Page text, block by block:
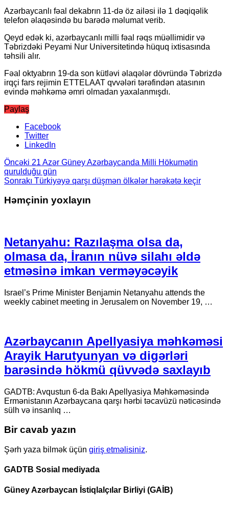
Azərbaycanlı fəal dekabrın 11-də öz ailəsi ilə 1 dəqiqəlik
telefon əlaqəsində bu barədə məlumat verib.
Qeyd edək ki, azərbaycanlı milli fəal rəqs müəllimidir və
Təbrizdəki Peyami Nur Universitetində hüquq ixtisasında
təhsili alır.
Fəal oktyabrın 19-da son kütləvi əlaqələr dövründə Təbrizdə
irqçi fars rejimin ETTELAAT qvvələri tərəfindən atasının
evində məhkəmə əmri olmadan yaxalanmışdı.
Paylaş
Facebook
Twitter
LinkedIn
Öncəki 21 Azər Güney Azərbaycanda Milli Hökumətin
qurulduğu gün
Sonrakı Türkiyəyə qarşı düşmən ölkələr hərəkətə keçir
Həmçinin yoxlayın
Netanyahu: Razılaşma olsa da,
olmasa da, İranın nüvə silahı əldə
etməsinə imkan verməyəcəyik
Israel’s Prime Minister Benjamin Netanyahu attends the
weekly cabinet meeting in Jerusalem on November 19, …
Azərbaycanın Apellyasiya məhkəməsi
Arayik Harutyunyan və digərləri
barəsində hökmü qüvvədə saxlayıb
GADTB: Avqustun 6-da Bakı Apellyasiya Məhkəməsində
Ermənistanın Azərbaycana qarşı hərbi təcavüzü nəticəsində
sülh və insanlıq …
Bir cavab yazın
Şərh yaza bilmək üçün giriş etməlisiniz.
GADTB Sosial mediyada
Güney Azərbaycan İstiqlalçılar Birliyi (GAİB)